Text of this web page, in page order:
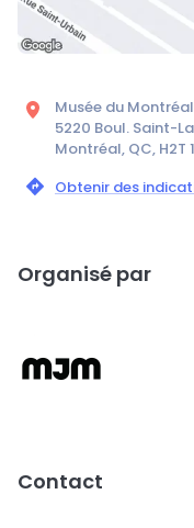
Musée du
5220 Boul. Saint-
Montréal, QC, H2T
Obtenir des
Organisé par
Contact